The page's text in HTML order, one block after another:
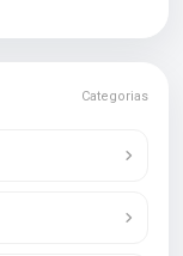
Categorias